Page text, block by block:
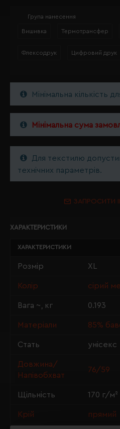
Група нанесення
Вишивка Термотрансфер
Флексодрук Цифровий друк
Мінімальна кількість
Мінімальна сума
Для текстилю
технічних параметрів.
ЗАПРОСИТИ
ХАРАКТЕРИСТИКИ
ХАРАКТЕРИСТИКИ
Розмір XL
Колір сірий
Вага ~, кг 0.193
Матеріали 85%
Стать унісекс
Довжина/
Напівобхват
76/59
Щільність 170 г/м²
Крій прямий